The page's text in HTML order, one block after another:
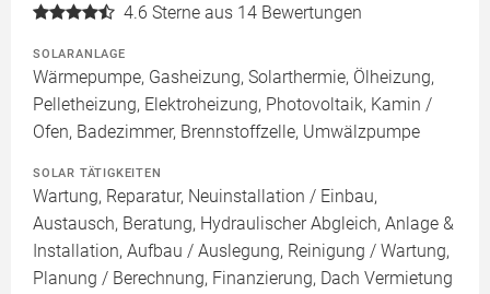
4.6 Sterne aus 14 Bewertungen
SOLARANLAGE
Wärmepumpe, Gasheizung, Solarthermie, Ölheizung,
Pelletheizung, Elektroheizung, Photovoltaik, Kamin /
Ofen, Badezimmer, Brennstoffzelle, Umwälzpumpe
SOLAR TÄTIGKEITEN
Wartung, Reparatur, Neuinstallation / Einbau,
Austausch, Beratung, Hydraulischer Abgleich, Anlage &
Installation, Aufbau / Auslegung, Reinigung / Wartung,
Planung / Berechnung, Finanzierung, Dach Vermietung